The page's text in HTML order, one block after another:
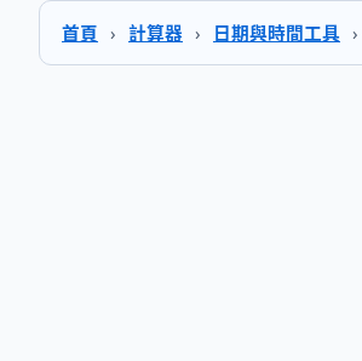
首頁 › 計算器 › 日期與時間工具 ›